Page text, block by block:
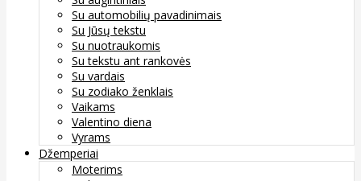
Su automobilių pavadinimais
Su Jūsų tekstu
Su nuotraukomis
Su tekstu ant rankovės
Su vardais
Su zodiako ženklais
Vaikams
Valentino diena
Vyrams
Džemperiai
Moterims